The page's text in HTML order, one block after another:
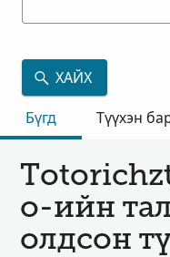
ХАЙХ
Бүгд
Түүхэн
o-ийн
олдсон